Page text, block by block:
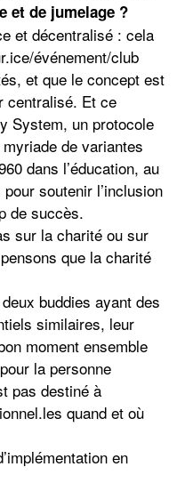
et de jumelage ?
et décentralisé : cela
événement/club
et que le concept est
centralisé. Et ce
System, un protocole
de variantes
dans l’éducation, au
soutenir l’inclusion
de succès.
sur la charité ou sur
que la charité
buddies ayant des
similaires, leur
moment ensemble
la personne
pas destiné à
quand et où
en